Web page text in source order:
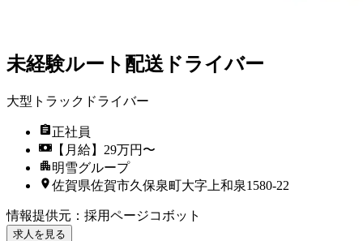
未経験ルート配送ドライバー
大型トラックドライバー
正社員
【月給】29万円〜
明雪グループ
佐賀県佐賀市久保泉町大字上和泉1580-22
情報提供元 ： 採用ページコボット
求人を見る